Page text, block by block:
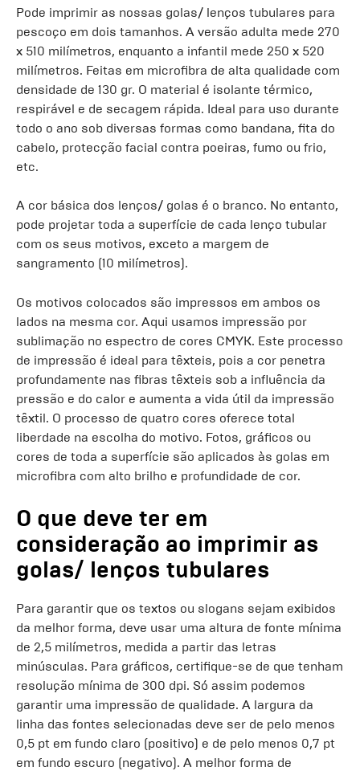
Pode imprimir as nossas golas/ lenços tubulares para
pescoço em dois tamanhos. A versão adulta mede 270
x 510 milímetros, enquanto a infantil mede 250 x 520
milímetros. Feitas em microfibra de alta qualidade com
densidade de 130 gr. O material é isolante térmico,
respirável e de secagem rápida. Ideal para uso durante
todo o ano sob diversas formas como bandana, fita do
cabelo, protecção facial contra poeiras, fumo ou frio,
etc.
A cor básica dos lenços/ golas é o branco. No entanto,
pode projetar toda a superfície de cada lenço tubular
com os seus motivos, exceto a margem de
sangramento (10 milímetros).
Os motivos colocados são impressos em ambos os
lados na mesma cor. Aqui usamos impressão por
sublimação no espectro de cores CMYK. Este processo
de impressão é ideal para têxteis, pois a cor penetra
profundamente nas fibras têxteis sob a influência da
pressão e do calor e aumenta a vida útil da impressão
têxtil. O processo de quatro cores oferece total
liberdade na escolha do motivo. Fotos, gráficos ou
cores de toda a superfície são aplicados às golas em
microfibra com alto brilho e profundidade de cor.
O que deve ter em
consideração ao imprimir as
golas/ lenços tubulares
Para garantir que os textos ou slogans sejam exibidos
da melhor forma, deve usar uma altura de fonte mínima
de 2,5 milímetros, medida a partir das letras
minúsculas. Para gráficos, certifique-se de que tenham
resolução mínima de 300 dpi. Só assim podemos
garantir uma impressão de qualidade. A largura da
linha das fontes selecionadas deve ser de pelo menos
0,5 pt em fundo claro (positivo) e de pelo menos 0,7 pt
em fundo escuro (negativo). A melhor forma de